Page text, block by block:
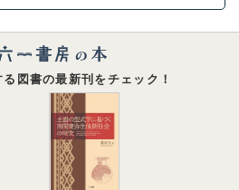
図書の最新刊をチェック！